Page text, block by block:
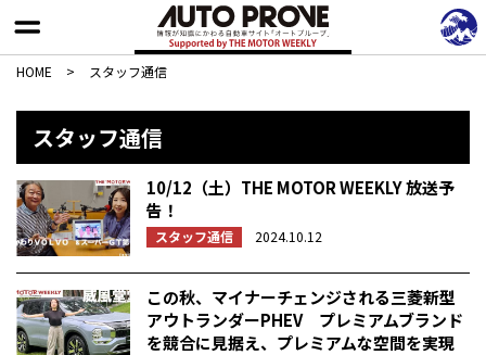
HOME > スタッフ通信
スタッフ通信
10/12（土）THE MOTOR WEEKLY 放送予
告！
スタッフ通信 2024.10.12
この秋、マイナーチェンジされる三菱新型
アウトランダーPHEV プレミアムブランド
を競合に見据え、プレミアムな空間を実現